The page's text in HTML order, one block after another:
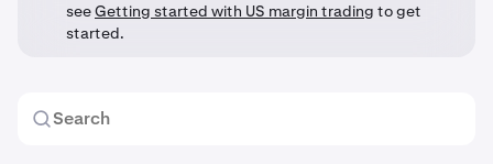
seeGetting started with US margin trading to get
started.